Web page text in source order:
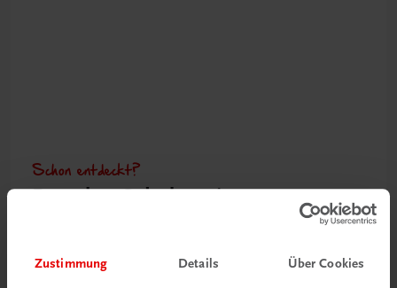
Zustimmung Details Über Cookies
Schon entdeckt?
Ratgeber Schulpraxis